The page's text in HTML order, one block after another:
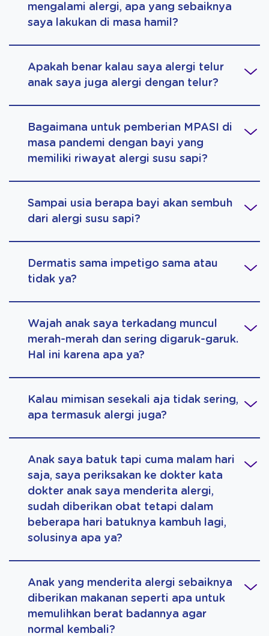
mengalami alergi, apa yang sebaiknya
saya lakukan di masa hamil?
Apakah benar kalau saya alergi telur
anak saya juga alergi dengan telur?
Bagaimana untuk pemberian MPASI di
masa pandemi dengan bayi yang
memiliki riwayat alergi susu sapi?
Sampai usia berapa bayi akan sembuh
dari alergi susu sapi?
Dermatis sama impetigo sama atau
tidak ya?
Wajah anak saya terkadang muncul
merah-merah dan sering digaruk-garuk.
Hal ini karena apa ya?
Kalau mimisan sesekali aja tidak sering,
apa termasuk alergi juga?
Anak saya batuk tapi cuma malam hari
saja, saya periksakan ke dokter kata
dokter anak saya menderita alergi,
sudah diberikan obat tetapi dalam
beberapa hari batuknya kambuh lagi,
solusinya apa ya?
Anak yang menderita alergi sebaiknya
diberikan makanan seperti apa untuk
memulihkan berat badannya agar
normal kembali?